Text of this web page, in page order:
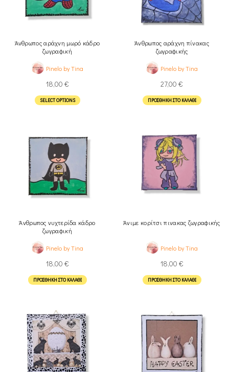
Άνθρωπος αράχνη μωρό κάδρο
ζωγραφική
Pinelo by Tina
18,00 €
SELECT OPTIONS
Άνθρωπος αράχνη πίνακας
ζωγραφικής
Pinelo by Tina
27,00 €
ΠΡΟΣΘΉΚΗ ΣΤΟ ΚΑΛΆΘΙ
Άνθρωπος νυχτερίδα κάδρο
ζωγραφική
Pinelo by Tina
18,00 €
ΠΡΟΣΘΉΚΗ ΣΤΟ ΚΑΛΆΘΙ
Άνιμε κορίτσι πινακας ζωγραφικής
Pinelo by Tina
18,00 €
ΠΡΟΣΘΉΚΗ ΣΤΟ ΚΑΛΆΘΙ